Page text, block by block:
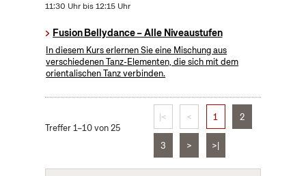
11:30 Uhr bis 12:15 Uhr
Fusion Bellydance – Alle Niveaustufen
In diesem Kurs erlernen Sie eine Mischung aus
verschiedenen Tanz-Elementen, die sich mit dem
orientalischen Tanz verbinden.
Treffer 1–10 von 25
|< < 1 2
3 > >|